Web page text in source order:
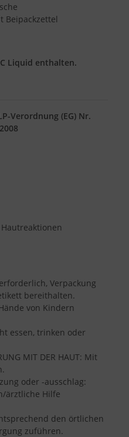
Beipackzettel
Liquid enthalten.
Verordnung (EG) Nr.
Verpackung
bereithalten.
von Kindern
essen, trinken oder
MIT DER HAUT: Mit
oder -ausschlag:
ärztliche Hilfe
den örtlichen
zuführen.